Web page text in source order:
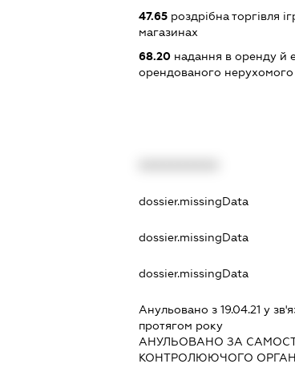
47.65роздрібна торгівля
магазинах
68.20надання в оренду й
орендованого
dossier.missingData
dossier.missingData
dossier.missingData
Анульовано з 19.04.21 у
протягом року
АНУЛЬОВАНО ЗА
КОНТРОЛЮЮЧОГО